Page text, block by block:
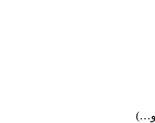
و…)